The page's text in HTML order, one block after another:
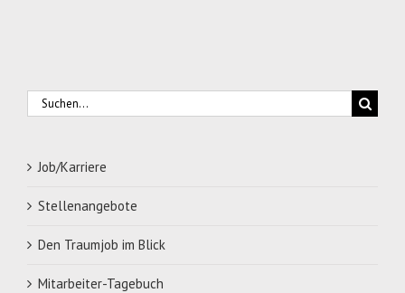
Suche
nach:
Job/Karriere
Stellenangebote
Den Traumjob im Blick
Mitarbeiter-Tagebuch